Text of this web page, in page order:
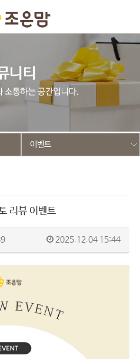
이벤트
리뷰 이벤트
2025.12.04 15:44